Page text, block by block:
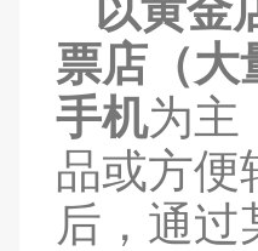
以黄金
票店（大
手机为主
品或方便
后，通